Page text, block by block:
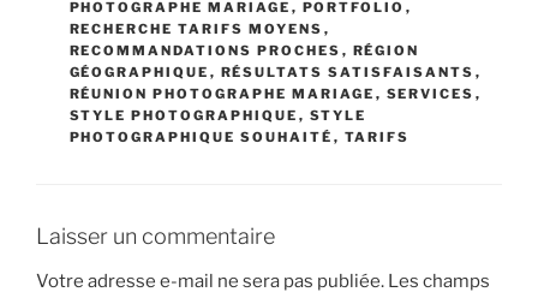
PHOTOGRAPHE MARIAGE , PORTFOLIO ,
RECHERCHE TARIFS MOYENS ,
RECOMMANDATIONS PROCHES , RÉGION
GÉOGRAPHIQUE , RÉSULTATS SATISFAISANTS ,
RÉUNION PHOTOGRAPHE MARIAGE , SERVICES ,
STYLE PHOTOGRAPHIQUE , STYLE
PHOTOGRAPHIQUE SOUHAITÉ , TARIFS
Laisser un commentaire
Votre adresse e-mail ne sera pas publiée. Les champs